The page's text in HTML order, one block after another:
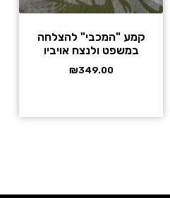
קמע "המכבי" להצלחה
במשפט ולנצח אויביו
₪349.00